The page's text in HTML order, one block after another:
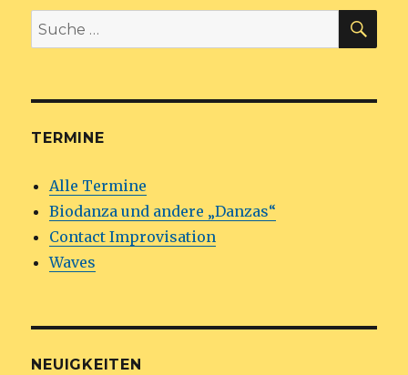
Suche
nach:
TERMINE
Alle Termine
Biodanza und andere „Danzas“
Contact Improvisation
Waves
NEUIGKEITEN